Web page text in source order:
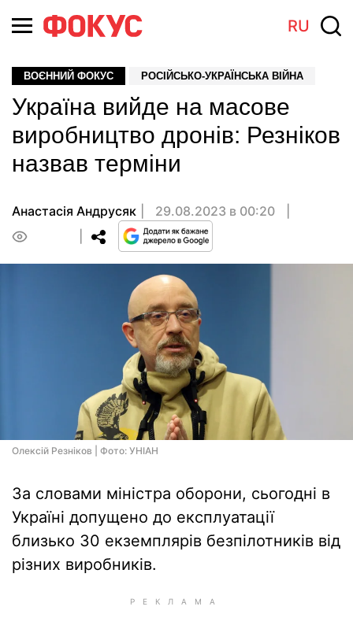
RU
ВОЄННИЙ ФОКУС РОСІЙСЬКО-УКРАЇНСЬКА ВІЙНА
Україна вийде на масове
виробництво дронів: Резніков
назвав терміни
Анастасiя Андрусяк
29.08.2023 в 00:20
Олексій Резніков | Фото: УНІАН
За словами міністра оборони, сьогодні в
Україні допущено до експлуатації
близько 30 екземплярів безпілотників від
різних виробників.